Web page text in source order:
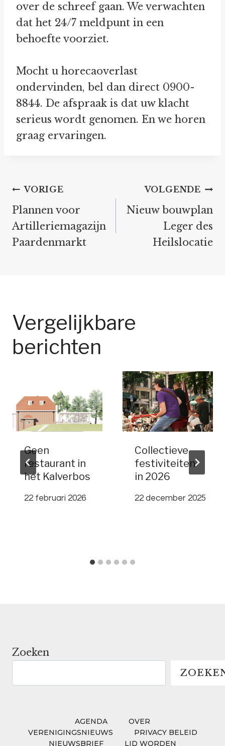
over de schreef gaan. We verwachten
dat het 24/7 meldpunt in een
behoefte voorziet.
Mocht u horecaoverlast
ondervinden, bel dan direct 0900-
8844. De afspraak is dat uw klacht
serieus wordt genomen. En we horen
graag ervaringen.
Bericht
navigatie
VORIGE
Plannen voor
Artilleriemagazijn
Paardenmarkt
VOLGENDE
Nieuw bouwplan
Leger des
Heilslocatie
Vergelijkbare
berichten
Geen
restaurant in
het Kalverbos
22 februari 2026
Collectieve
festiviteiten
in 2026
22 december 2025
Zoeken
AGENDA
OVER
VERENIGINGSNIEUWS
PRIVACY BELEID
NIEUWSBRIEF
LID WORDEN